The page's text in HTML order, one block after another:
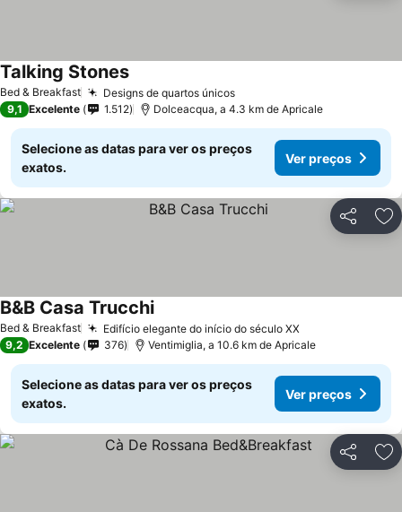
Bed & Breakfast Designs de quartos únicosVer preços
Talking StonesVer preços
9,1 Excelente 1.512 Dolceacqua, a 4.3 km de Apricale
Selecione as datas para ver os preços
exatos.
Ver preços
Partilhar
Bed & Breakfast Edifício elegante do início do século XXVer preços
B&B Casa TrucchiVer preços
9,2 Excelente 376 Ventimiglia, a 10.6 km de Apricale
Selecione as datas para ver os preços
exatos.
Ver preços
Partilhar